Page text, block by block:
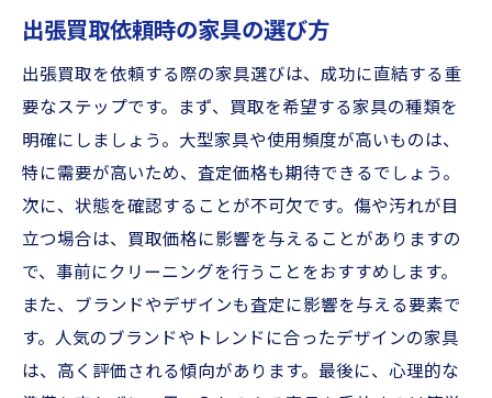
出張買取依頼時の家具の選び方
出張買取を依頼する際の家具選びは、成功に直結する重
要なステップです。まず、買取を希望する家具の種類を
明確にしましょう。大型家具や使用頻度が高いものは、
特に需要が高いため、査定価格も期待できるでしょう。
次に、状態を確認することが不可欠です。傷や汚れが目
立つ場合は、買取価格に影響を与えることがありますの
で、事前にクリーニングを行うことをおすすめします。
また、ブランドやデザインも査定に影響を与える要素で
す。人気のブランドやトレンドに合ったデザインの家具
は、高く評価される傾向があります。最後に、心理的な